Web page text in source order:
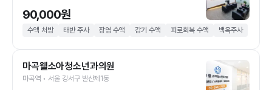
90,000원
수액 처방 태반 주사 장염 수액 감기 수액 피로회복 수액 백옥주사
마곡웰소아청소년과의원
마곡역 • 서울 강서구 발산제1동